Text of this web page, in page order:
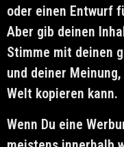
oder einen Entwurf
Aber gib deinen
Stimme mit deinen
und deiner
Welt kopieren kann.
Wenn Du eine